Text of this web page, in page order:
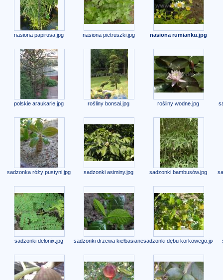
nasiona papirusa.jpg nasiona pietruszki.jpg nasiona rumianku.jpg
polskie araukarie.jpg rośliny bonsai.jpg rośliny wodne.jpg
sadzonka róży pustyni.jpg sadzonki asiminy.jpg sadzonki bambusów.jpg
sadzonki delonix.jpg sadzonki drzewa kiełbasianego.jpgsadzonki dębu korkowego.jpg